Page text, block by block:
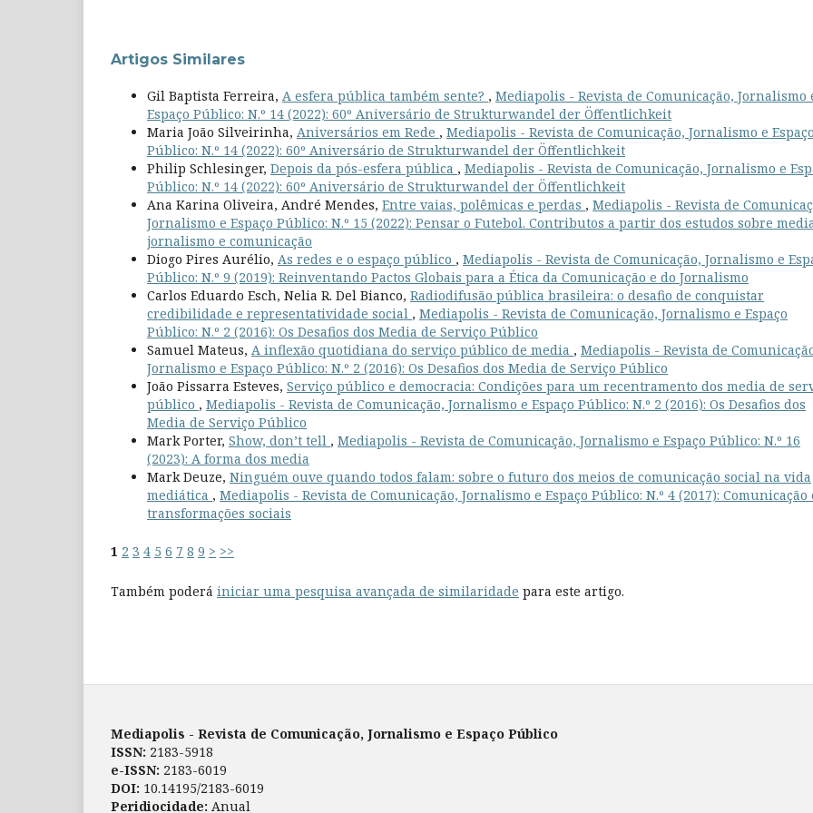
Artigos Similares
Gil Baptista Ferreira, A esfera pública também sente? , Mediapolis - Revista de Comunicação, Jornalismo
Espaço Público: N.º 14 (2022): 60º Aniversário de Strukturwandel der Öffentlichkeit
Maria João Silveirinha, Aniversários em Rede , Mediapolis - Revista de Comunicação, Jornalismo e
Público: N.º 14 (2022): 60º Aniversário de Strukturwandel der Öffentlichkeit
Philip Schlesinger, Depois da pós-esfera pública , Mediapolis - Revista de Comunicação, Jornalismo e
Público: N.º 14 (2022): 60º Aniversário de Strukturwandel der Öffentlichkeit
Ana Karina Oliveira, André Mendes, Entre vaias, polêmicas e perdas , Mediapolis - Revista de
Jornalismo e Espaço Público: N.º 15 (2022): Pensar o Futebol. Contributos a partir dos estudos sobre
jornalismo e comunicação
Diogo Pires Aurélio, As redes e o espaço público , Mediapolis - Revista de Comunicação, Jornalismo e
Público: N.º 9 (2019): Reinventando Pactos Globais para a Ética da Comunicação e do Jornalismo
Carlos Eduardo Esch, Nelia R. Del Bianco, Radiodifusão pública brasileira: o desafio de conquistar
credibilidade e representatividade social , Mediapolis - Revista de Comunicação, Jornalismo e Espaço
Público: N.º 2 (2016): Os Desafios dos Media de Serviço Público
Samuel Mateus, A inflexão quotidiana do serviço público de media , Mediapolis - Revista de
Jornalismo e Espaço Público: N.º 2 (2016): Os Desafios dos Media de Serviço Público
João Pissarra Esteves, Serviço público e democracia: Condições para um recentramento dos media de
público , Mediapolis - Revista de Comunicação, Jornalismo e Espaço Público: N.º 2 (2016): Os Desafios dos
Media de Serviço Público
Mark Porter, Show, don’t tell , Mediapolis - Revista de Comunicação, Jornalismo e Espaço Público: N.º 16
(2023): A forma dos media
Mark Deuze, Ninguém ouve quando todos falam: sobre o futuro dos meios de comunicação social na vida
mediática , Mediapolis - Revista de Comunicação, Jornalismo e Espaço Público: N.º 4 (2017): Comunicação
transformações sociais
1 2 3 4 5 6 7 8 9 > >>
Também poderá iniciar uma pesquisa avançada de similaridade para este artigo.
Mediapolis - Revista de Comunicação, Jornalismo e Espaço Público
ISSN: 2183-5918
e-ISSN: 2183-6019
DOI: 10.14195/2183-6019
Peridiocidade: Anual